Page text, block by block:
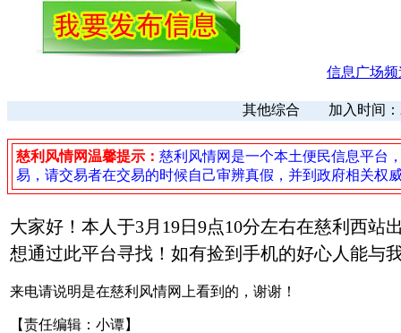
信息广场频
其他综合 加入时间
慈利风情网温馨提示： 慈利风情网是一个本土便民信息平台
易，请交易者在交易的时候自己审辨真假，并到政府相关权
大家好！本人于3月19日9点10分左右在慈利西
想通过此平台寻找！如有捡到手机的好心人能与
来电请说明是在慈利风情网上看到的，谢谢！
【责任编辑：小谭】